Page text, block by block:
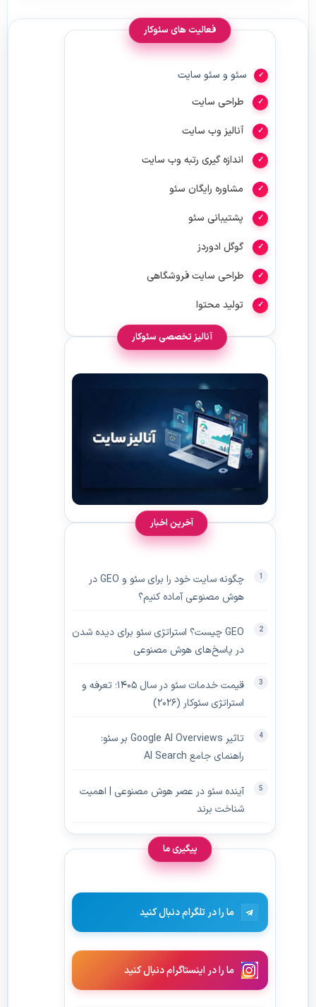
فعالیت های سئوکار
سئو و سئو سایت
طراحی سایت
آنالیز وب سایت
اندازه گیری رتبه وب سایت
مشاوره رایگان سئو
پشتیبانی سئو
گوگل ادوردز
طراحی سایت فروشگاهی
تولید محتوا
آنالیز تخصصی سئوکار
آخرین اخبار
چگونه سایت خود را برای سئو و GEO در
هوش مصنوعی آماده کنیم؟
GEO چیست؟ استراتژی سئو برای دیده‌ شدن
در پاسخ‌های هوش مصنوعی
قیمت خدمات سئو در سال ۱۴۰۵؛ تعرفه و
استراتژی سئوکار (۲۰۲۶)
تاثیر Google AI Overviews بر سئو:
راهنمای جامع AI Search
آینده سئو در عصر هوش مصنوعی | اهمیت
شناخت برند
پیگیری ما
ما را در تلگرام دنبال کنید
ما را در اینستاگرام دنبال کنید